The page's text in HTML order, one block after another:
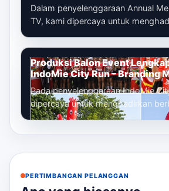
Pengalaman Peserta
Dalam penyelenggaraan Annual
TV, kami dipercaya untuk
Produksi Balon Event
IndoMie City Run – Branding
Setiap Titik Acara
Pada penyelenggaraan IndoMie
dipercaya untuk menghadirkan
promosi udara yang berfungsi
PERTIMBANGAN PELANGGAN